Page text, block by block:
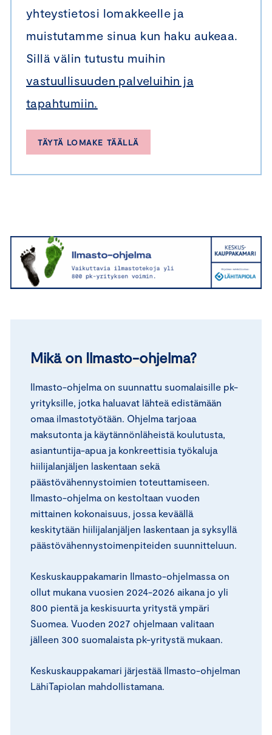
yhteystietosi lomakkeelle ja
muistutamme sinua kun haku aukeaa.
Sillä välin tutustu muihin
vastuullisuuden palveluihin ja
tapahtumiin.
TÄYTÄ LOMAKE TÄÄLLÄ
Mikä on Ilmasto-ohjelma?
Ilmasto-ohjelma on suunnattu suomalaisille pk-
yrityksille, jotka haluavat lähteä edistämään
omaa ilmastotyötään. Ohjelma tarjoaa
maksutonta ja käytännönläheistä koulutusta,
asiantuntija-apua ja konkreettisia työkaluja
hiilijalanjäljen laskentaan sekä
päästövähennystoimien toteuttamiseen.
Ilmasto-ohjelma on kestoltaan vuoden
mittainen kokonaisuus, jossa keväällä
keskitytään hiilijalanjäljen laskentaan ja syksyllä
päästövähennystoimenpiteiden suunnitteluun.
Keskuskauppakamarin Ilmasto-ohjelmassa on
ollut mukana vuosien 2024-2026 aikana jo yli
800 pientä ja keskisuurta yritystä ympäri
Suomea. Vuoden 2027 ohjelmaan valitaan
jälleen 300 suomalaista pk-yritystä mukaan.
Keskuskauppakamari järjestää Ilmasto-ohjelman
LähiTapiolan mahdollistamana.